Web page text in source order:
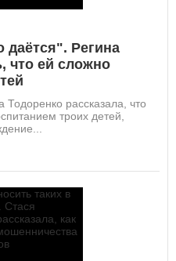
даётся". Регина
что ей сложно
рассказала, что
троих детей,